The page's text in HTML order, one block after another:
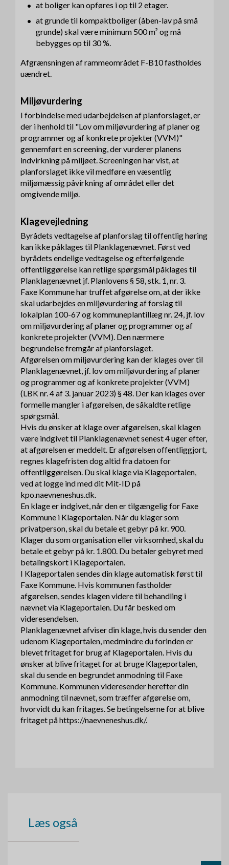
at boliger kan opføres i op til 2 etager.
at grunde til kompaktboliger (åben-lav på små
grunde) skal være minimum 500 m² og må
bebygges op til 30 %.
Afgrænsningen af rammeområdet F-B10 fastholdes
uændret.
Miljøvurdering
I forbindelse med udarbejdelsen af planforslaget, er
der i henhold til "Lov om miljøvurdering af planer og
programmer og af konkrete projekter (VVM)"
gennemført en screening, der vurderer planens
indvirkning på miljøet. Screeningen har vist, at
planforslaget ikke vil medføre en væsentlig
miljømæssig påvirkning af området eller det
omgivende miljø.
Klagevejledning
Byrådets vedtagelse af planforslag til offentlig høring
kan ikke påklages til Planklagenævnet. Først ved
byrådets endelige vedtagelse og efterfølgende
offentliggørelse kan retlige spørgsmål påklages til
Planklagenævnet jf. Planlovens § 58, stk. 1, nr. 3.
Faxe Kommune har truffet afgørelse om, at der ikke
skal udarbejdes en miljøvurdering af forslag til
lokalplan 100-67 og kommuneplantillæg nr. 24, jf. lov
om miljøvurdering af planer og programmer og af
konkrete projekter (VVM). Den nærmere
begrundelse fremgår af planforslaget.
Afgørelsen om miljøvurdering kan der klages over til
Planklagenævnet, jf. lov om miljøvurdering af planer
og programmer og af konkrete projekter (VVM)
(LBK nr. 4 af 3. januar 2023) § 48. Der kan klages over
formelle mangler i afgørelsen, de såkaldte retlige
spørgsmål.
Hvis du ønsker at klage over afgørelsen, skal klagen
være indgivet til Planklagenævnet senest 4 uger efter,
at afgørelsen er meddelt. Er afgørelsen offentliggjort,
regnes klagefristen dog altid fra datoen for
offentliggørelsen. Du skal klage via Klageportalen,
ved at logge ind med dit Mit-ID på
kpo.naevneneshus.dk.
En klage er indgivet, når den er tilgængelig for Faxe
Kommune i Klageportalen. Når du klager som
privatperson, skal du betale et gebyr på kr. 900.
Klager du som organisation eller virksomhed, skal du
betale et gebyr på kr. 1.800. Du betaler gebyret med
betalingskort i Klageportalen.
I Klageportalen sendes din klage automatisk først til
Faxe Kommune. Hvis kommunen fastholder
afgørelsen, sendes klagen videre til behandling i
nævnet via Klageportalen. Du får besked om
videresendelsen.
Planklagenævnet afviser din klage, hvis du sender den
udenom Klageportalen, medmindre du forinden er
blevet fritaget for brug af Klageportalen. Hvis du
ønsker at blive fritaget for at bruge Klageportalen,
skal du sende en begrundet anmodning til Faxe
Kommune. Kommunen videresender herefter din
anmodning til nævnet, som træffer afgørelse om,
hvorvidt du kan fritages. Se betingelserne for at blive
fritaget på https://naevneneshus.dk/.
Læs også